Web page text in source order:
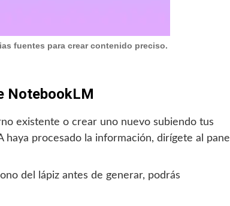
fuentes para crear contenido preciso.
NotebookLM
existente o crear uno nuevo subiendo tus
procesado la información, dirígete al panel
del lápiz antes de generar, podrás